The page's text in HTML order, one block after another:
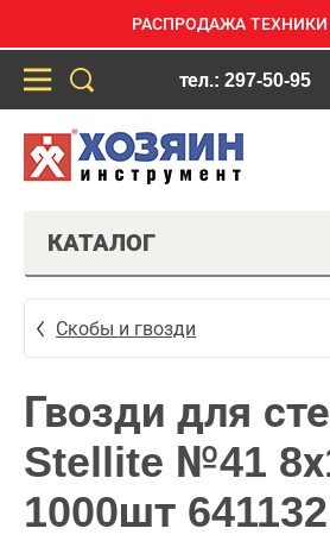
РАСПРОДАЖА ТЕХНИКИ
тел.: 297-50-95
КАТАЛОГ
Скобы и гвозди
Гвозди для
Stellite №41
1000шт